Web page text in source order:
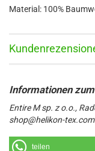
Material: 100%
Entire M sp. z o.o.,
shop@helikon-tex.com
teilen